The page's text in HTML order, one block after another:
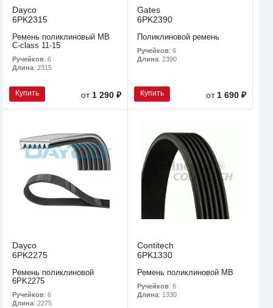
Dayco
6PK2315
Ремень поликлиновый MB
C-class 11-15
Ручейков: 6
Длина: 2315
Купить от 1 290 ₽
Gates
6PK2390
Поликлиновой ремень
Ручейков: 6
Длина: 2390
Купить от 1 690 ₽
Dayco
6PK2275
Ремень поликлиновой
6PK2275
Ручейков: 6
Длина: 2275
Contitech
6PK1330
Ремень поликлиновой MB
Ручейков: 6
Длина: 1330